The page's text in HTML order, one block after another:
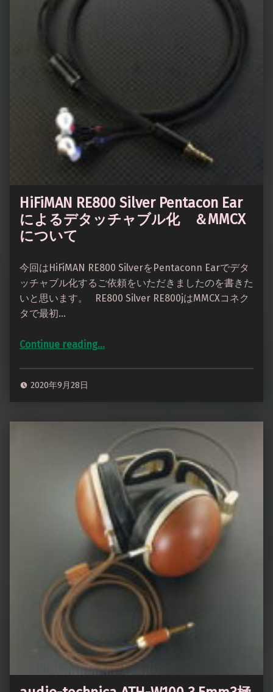
HiFiMAN RE800 Silver Pentacon Ear
によるデタッチャブル化 ＆MMCX
について
今回はHiFiMAN RE800 SilverをPentaconn Earでデタ
ッチャブル化するご依頼をいただきましたのを書きた
いと思います。 RE800 Silver RE800jはMMCXコネク
タで最初…
Continue reading“HiFiMAN RE800 Silver Pentacon Earによるデタッチャブル化 ＆MMCXについて”
…
2020年9月28日